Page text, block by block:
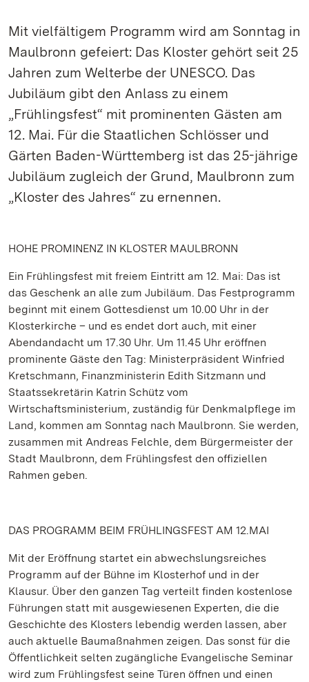
Mit vielfältigem Programm wird am Sonntag in
Maulbronn gefeiert: Das Kloster gehört seit 25
Jahren zum Welterbe der UNESCO. Das
Jubiläum gibt den Anlass zu einem
„Frühlingsfest“ mit prominenten Gästen am
12. Mai. Für die Staatlichen Schlösser und
Gärten Baden-Württemberg ist das 25-jährige
Jubiläum zugleich der Grund, Maulbronn zum
„Kloster des Jahres“ zu ernennen.
HOHE PROMINENZ IN KLOSTER MAULBRONN
Ein Frühlingsfest mit freiem Eintritt am 12. Mai: Das ist
das Geschenk an alle zum Jubiläum. Das Festprogramm
beginnt mit einem Gottesdienst um 10.00 Uhr in der
Klosterkirche – und es endet dort auch, mit einer
Abendandacht um 17.30 Uhr. Um 11.45 Uhr eröffnen
prominente Gäste den Tag: Ministerpräsident Winfried
Kretschmann, Finanzministerin Edith Sitzmann und
Staatssekretärin Katrin Schütz vom
Wirtschaftsministerium, zuständig für Denkmalpflege im
Land, kommen am Sonntag nach Maulbronn. Sie werden,
zusammen mit Andreas Felchle, dem Bürgermeister der
Stadt Maulbronn, dem Frühlingsfest den offiziellen
Rahmen geben.
DAS PROGRAMM BEIM FRÜHLINGSFEST AM 12.MAI
Mit der Eröffnung startet ein abwechslungsreiches
Programm auf der Bühne im Klosterhof und in der
Klausur. Über den ganzen Tag verteilt finden kostenlose
Führungen statt mit ausgewiesenen Experten, die die
Geschichte des Klosters lebendig werden lassen, aber
auch aktuelle Baumaßnahmen zeigen. Das sonst für die
Öffentlichkeit selten zugängliche Evangelische Seminar
wird zum Frühlingsfest seine Türen öffnen und einen